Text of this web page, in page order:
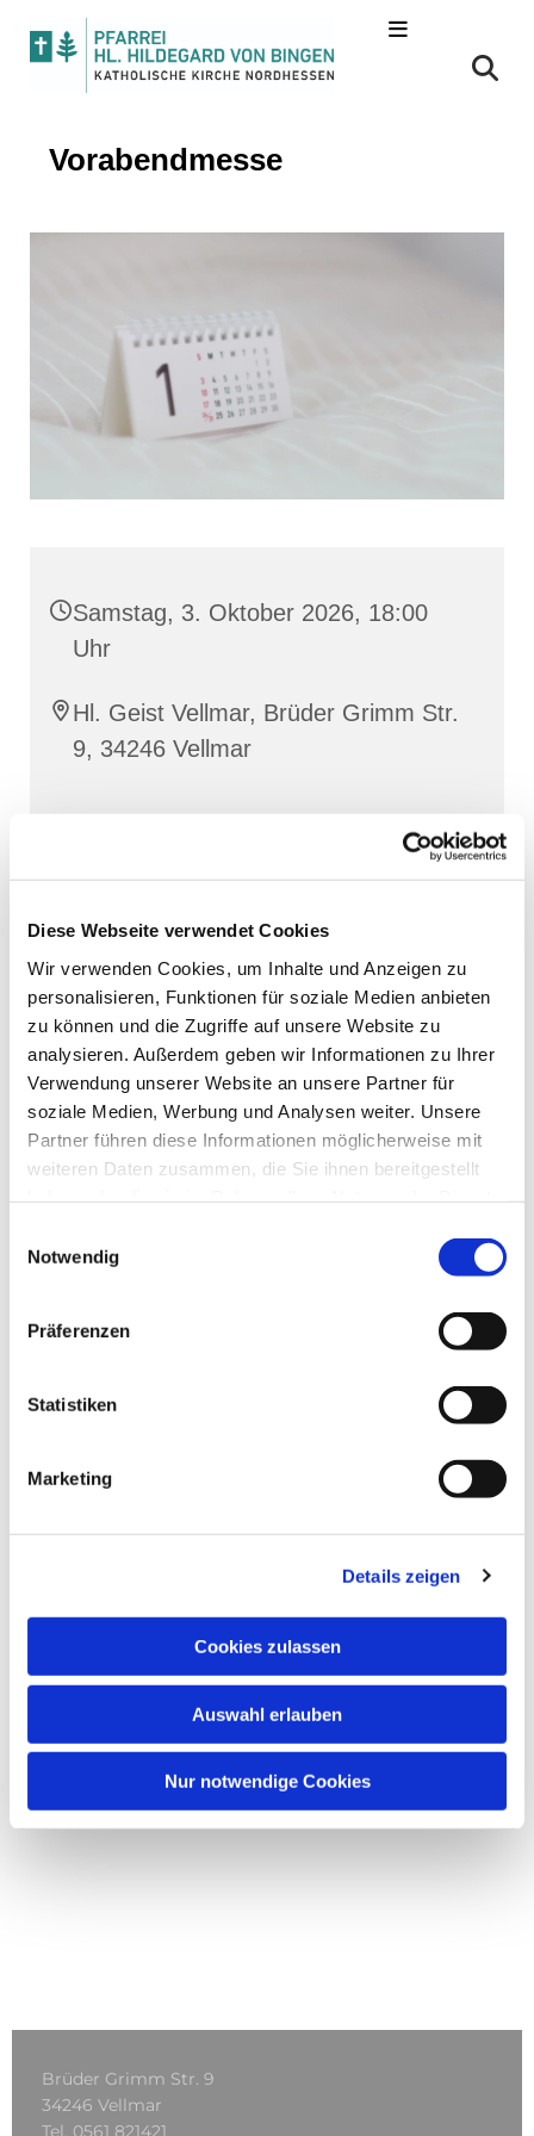
Diese Webseite verwendet Cookies
Wir verwenden Cookies, um Inhalte und Anzeigen zu
personalisieren, Funktionen für soziale Medien anbieten
zu können und die Zugriffe auf unsere Website zu
analysieren. Außerdem geben wir Informationen zu Ihrer
Verwendung unserer Website an unsere Partner für
soziale Medien, Werbung und Analysen weiter. Unsere
Partner führen diese Informationen möglicherweise mit
weiteren Daten zusammen, die Sie ihnen bereitgestellt
Notwendig
Präferenzen
Statistiken
Marketing
Details zeigen
Cookies zulassen
Auswahl erlauben
Nur notwendige Cookies
Vorabendmesse
Samstag, 3. Oktober 2026, 18:00
Uhr
Hl. Geist Vellmar, Brüder Grimm Str.
9, 34246 Vellmar
Brüder Grimm Str. 9
34246 Vellmar
Tel. 0561 821421